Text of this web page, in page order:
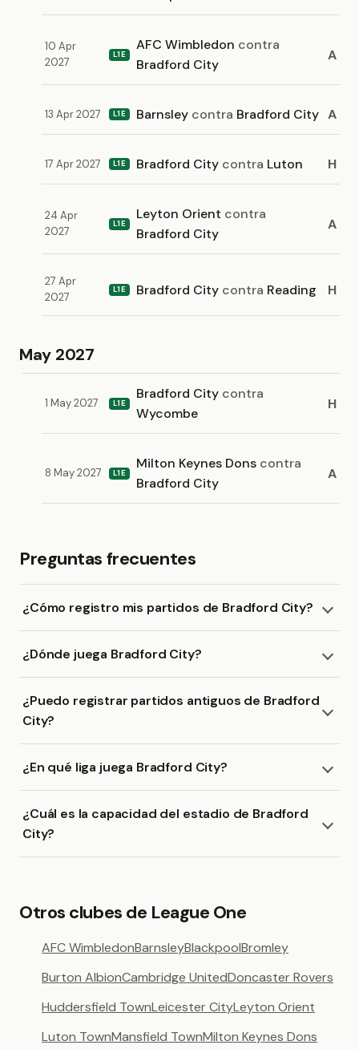
10 Apr
2027
L1E
AFC Wimbledon contra
Bradford City
A
13 Apr 2027 L1E Barnsley contra Bradford City A
17 Apr 2027 L1E Bradford City contra Luton H
24 Apr
2027
L1E
Leyton Orient contra
Bradford City
A
27 Apr
2027
L1E Bradford City contra Reading H
May 2027
1 May 2027 L1E
Bradford City contra
Wycombe
H
8 May 2027 L1E
Milton Keynes Dons contra
Bradford City
A
Preguntas frecuentes
¿Cómo registro mis partidos de Bradford City?
¿Dónde juega Bradford City?
¿Puedo registrar partidos antiguos de Bradford
City?
¿En qué liga juega Bradford City?
¿Cuál es la capacidad del estadio de Bradford
City?
Otros clubes de League One
AFC WimbledonBarnsleyBlackpoolBromley
Burton AlbionCambridge UnitedDoncaster Rovers
Huddersfield TownLeicester CityLeyton Orient
Luton TownMansfield TownMilton Keynes Dons